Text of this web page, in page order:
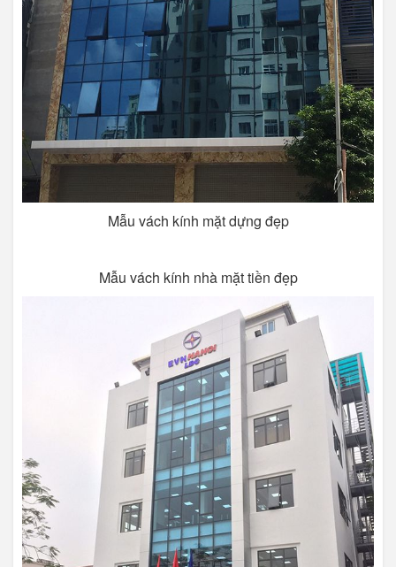
Mẫu vách kính mặt dựng đẹp
Mẫu vách kính nhà mặt tiền đẹp